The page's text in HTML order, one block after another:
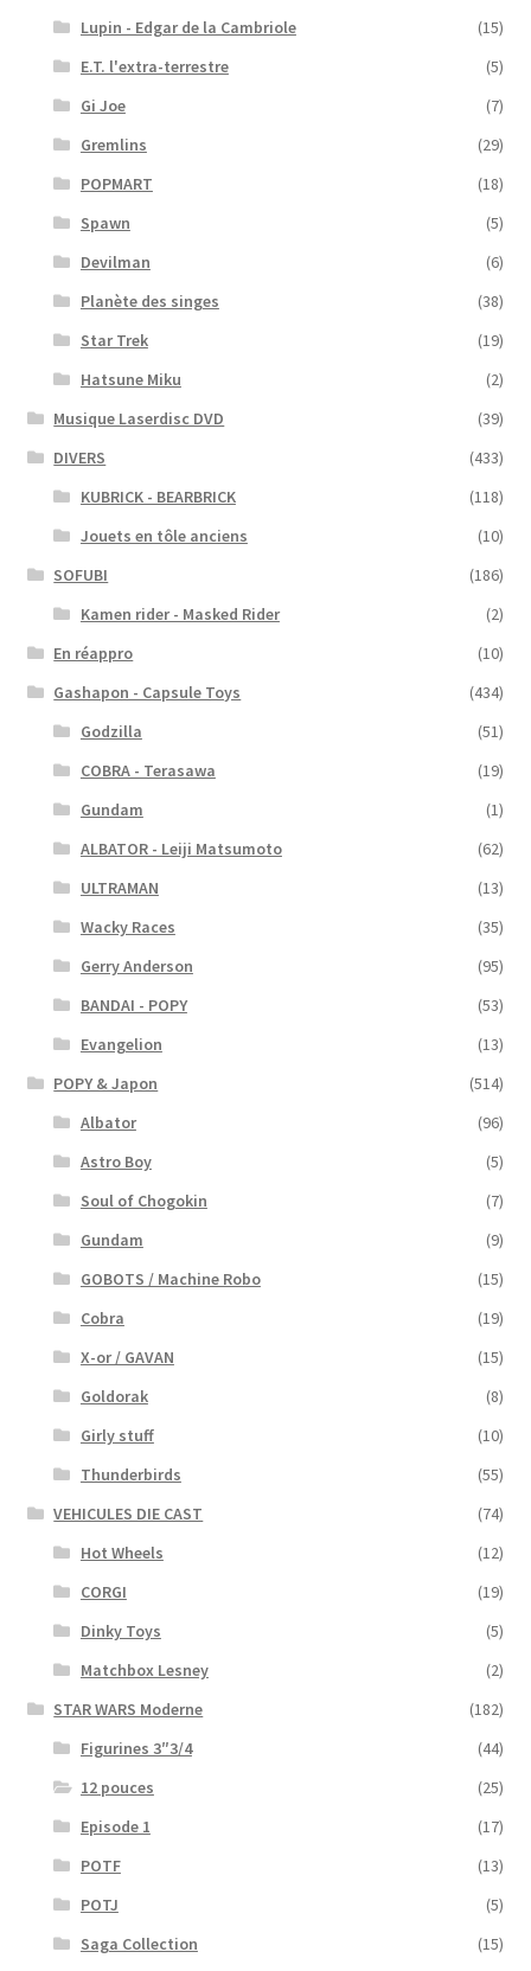
Lupin - Edgar de la Cambriole
(15)
E.T. l'extra-terrestre
(5)
Gi Joe
(7)
Gremlins
(29)
POPMART
(18)
Spawn
(5)
Devilman
(6)
Planète des singes
(38)
Star Trek
(19)
Hatsune Miku
(2)
Musique Laserdisc DVD
(39)
DIVERS
(433)
KUBRICK - BEARBRICK
(118)
Jouets en tôle anciens
(10)
SOFUBI
(186)
Kamen rider - Masked Rider
(2)
En réappro
(10)
Gashapon - Capsule Toys
(434)
Godzilla
(51)
COBRA - Terasawa
(19)
Gundam
(1)
ALBATOR - Leiji Matsumoto
(62)
ULTRAMAN
(13)
Wacky Races
(35)
Gerry Anderson
(95)
BANDAI - POPY
(53)
Evangelion
(13)
POPY & Japon
(514)
Albator
(96)
Astro Boy
(5)
Soul of Chogokin
(7)
Gundam
(9)
GOBOTS / Machine Robo
(15)
Cobra
(19)
X-or / GAVAN
(15)
Goldorak
(8)
Girly stuff
(10)
Thunderbirds
(55)
VEHICULES DIE CAST
(74)
Hot Wheels
(12)
CORGI
(19)
Dinky Toys
(5)
Matchbox Lesney
(2)
STAR WARS Moderne
(182)
Figurines 3″3/4
(44)
12 pouces
(25)
Episode 1
(17)
POTF
(13)
POTJ
(5)
Saga Collection
(15)